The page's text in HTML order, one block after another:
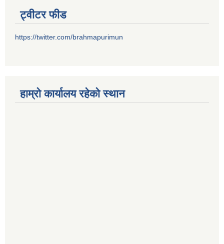
ट्वीटर फीड
https://twitter.com/brahmapurimun
हाम्राे कार्यालय रहेकाे स्थान